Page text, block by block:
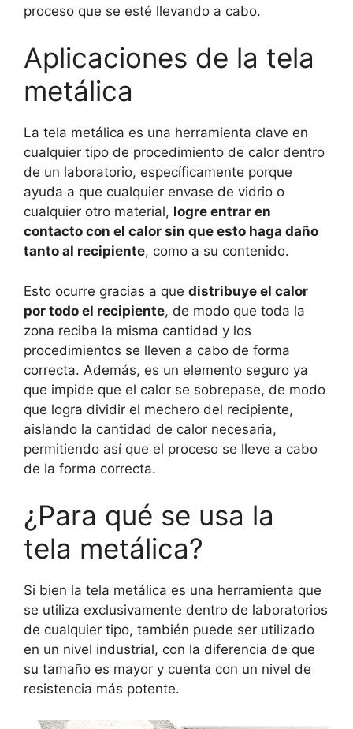
proceso que se esté llevando a cabo.
Aplicaciones de la tela
metálica
La tela metálica es una herramienta clave en
cualquier tipo de procedimiento de calor dentro
de un laboratorio, específicamente porque
ayuda a que cualquier envase de vidrio o
cualquier otro material, logre entrar en
contacto con el calor sin que esto haga daño
tanto al recipiente, como a su contenido.
Esto ocurre gracias a que distribuye el calor
por todo el recipiente, de modo que toda la
zona reciba la misma cantidad y los
procedimientos se lleven a cabo de forma
correcta. Además, es un elemento seguro ya
que impide que el calor se sobrepase, de modo
que logra dividir el mechero del recipiente,
aislando la cantidad de calor necesaria,
permitiendo así que el proceso se lleve a cabo
de la forma correcta.
¿Para qué se usa la
tela metálica?
Si bien la tela metálica es una herramienta que
se utiliza exclusivamente dentro de laboratorios
de cualquier tipo, también puede ser utilizado
en un nivel industrial, con la diferencia de que
su tamaño es mayor y cuenta con un nivel de
resistencia más potente.